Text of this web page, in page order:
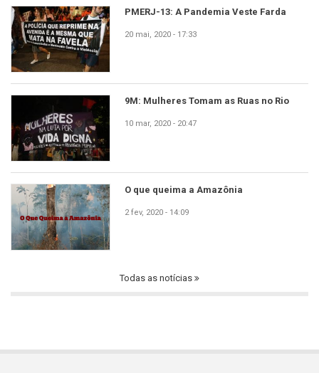
PMERJ-13: A Pandemia Veste Farda
20 mai, 2020 - 17:33
9M: Mulheres Tomam as Ruas no Rio
10 mar, 2020 - 20:47
O que queima a Amazônia
2 fev, 2020 - 14:09
Todas as notícias